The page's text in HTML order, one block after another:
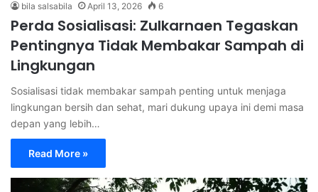
bila salsabila April 13, 2026 6
Perda Sosialisasi: Zulkarnaen Tegaskan
Pentingnya Tidak Membakar Sampah di
Lingkungan
Sosialisasi tidak membakar sampah penting untuk menjaga
lingkungan bersih dan sehat, mari dukung upaya ini demi masa
depan yang lebih…
Read More »